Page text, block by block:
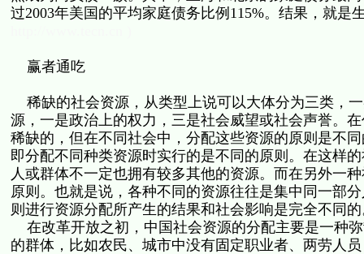
过2003年美国的平均家庭债务比例115%。结果，就是
赢者通吃
稀缺的社会资源，从类型上说可以大体分为三类，
源，一是政治上的权力，三是社会威望或社会声誉。
稀缺的，但在不同社会中，分配这些资源的原则是不
即分配不同种类资源时实行的是不同的原则。在这样
人或群体不一定也拥有较多其他的资源。而在另外一
原则。也就是说，各种不同的资源往往是集中同一部
则进行资源分配所产生的结果和社会影响是完全不同
在改革开放之初，中国社会资源的分配主要是一种
的群体，比如农民、城市中没有固定职业者、两劳人